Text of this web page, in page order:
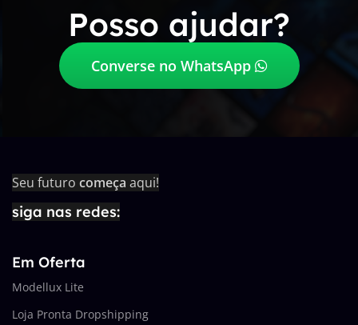
Posso ajudar?
Converse no WhatsApp
Seu futuro começa aqui!
siga nas redes:
Em Oferta
Modellux Lite
Loja Pronta Dropshipping